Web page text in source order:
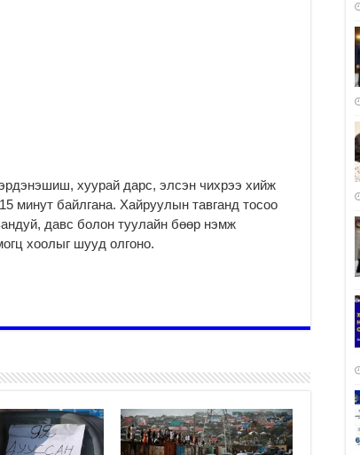
хуурай дарс, элсэн чихрээ хийж
минут байлгана. Хайруулын тавганд тосоо
давс болон туулайн бөөр нэмж
хоолыг шууд олгоно.